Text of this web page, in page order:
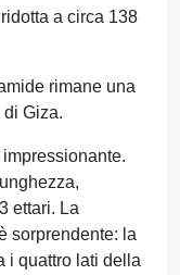
a circa 138
rimane una
Giza.
ettari. La
sorprendente: la
i quattro lati della